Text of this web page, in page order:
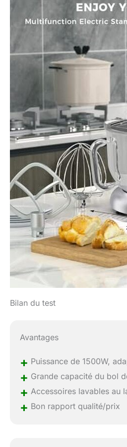
Bilan du test
Avantages
+ Puissance de 1500W,
+ Grande capacité du bol
+ Accessoires lavables au
+ Bon rapport qualité/prix